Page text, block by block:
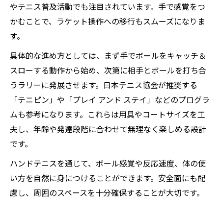
やテニス普及活動でも注目されています。手で感覚をつ
かむことで、ラケット操作への移行もスムーズになりま
す。
具体的な進め方としては、まず手でボールをキャッチ＆
スローする動作から始め、次第に相手とボールを打ち合
うラリーに発展させます。日本テニス協会が推奨する
「テニピン」や「プレイ アンド ステイ」などのプログラ
ムも参考になります。これらは用具やコートサイズを工
夫し、年齢や発達段階に合わせて無理なく楽しめる設計
です。
ハンドテニスを通じて、ボール感覚や反応速度、体の使
い方を自然に身につけることができます。安全面にも配
慮し、周囲のスペースを十分確保することが大切です。